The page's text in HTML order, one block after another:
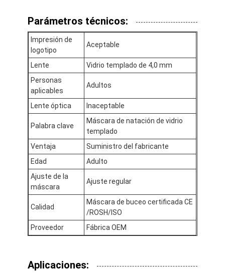
Recorrido por la fábrica
Control de calidad
Contacta con nosotros
Noticias
Máscara de buceo para adultos
Kit de buceo infantil
Esnórquel de buceo
Las aletas de natación
Parámetros técnicos:
Impresión de
logotipo
Aceptable
Lente
Vidrio templado de 4,0 mm
Personas
aplicables
Adultos
Lente óptica Inaceptable
Palabra clave
Máscara de natación de vidrio
templado
Ventaja
Suministro del fabricante
Edad
Adulto
Ajuste de la
máscara
Ajuste regular
Calidad
Máscara de buceo certificada CE
/ROSH/ISO
Proveedor
Fábrica OEM
Aplicaciones: